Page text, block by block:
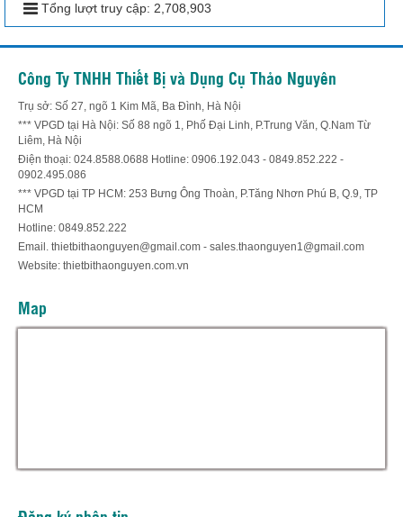
Tổng lượt truy cập: 2,708,903
Công Ty TNHH Thiết Bị và Dụng Cụ Thảo Nguyên
Trụ sở: Số 27, ngõ 1 Kim Mã, Ba Đình, Hà Nội
*** VPGD tại Hà Nội: Số 88 ngõ 1, Phố Đại Linh, P.Trung Văn, Q.Nam Từ
Liêm, Hà Nội
Điện thoại: 024.8588.0688 Hotline: 0906.192.043 - 0849.852.222 -
0902.495.086
*** VPGD tại TP HCM: 253 Bưng Ông Thoàn, P.Tăng Nhơn Phú B, Q.9, TP
HCM
Hotline: 0849.852.222
Email. thietbithaonguyen@gmail.com - sales.thaonguyen1@gmail.com
Website: thietbithaonguyen.com.vn
Map